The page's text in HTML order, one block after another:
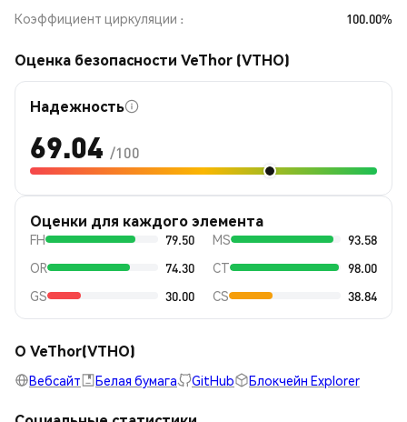
Коэффициент циркуляции
100.00%
Оценка безопасности VeThor (VTHO)
Надежность
69.04 /100
Оценки для каждого элемента
FH 79.50 MS
93.58
OR
74.30 CT
98.00
GS
30.00 CS 38.84
О VeThor(VTHO)
Вебсайт Белая бумага GitHub Блокчейн Explorer